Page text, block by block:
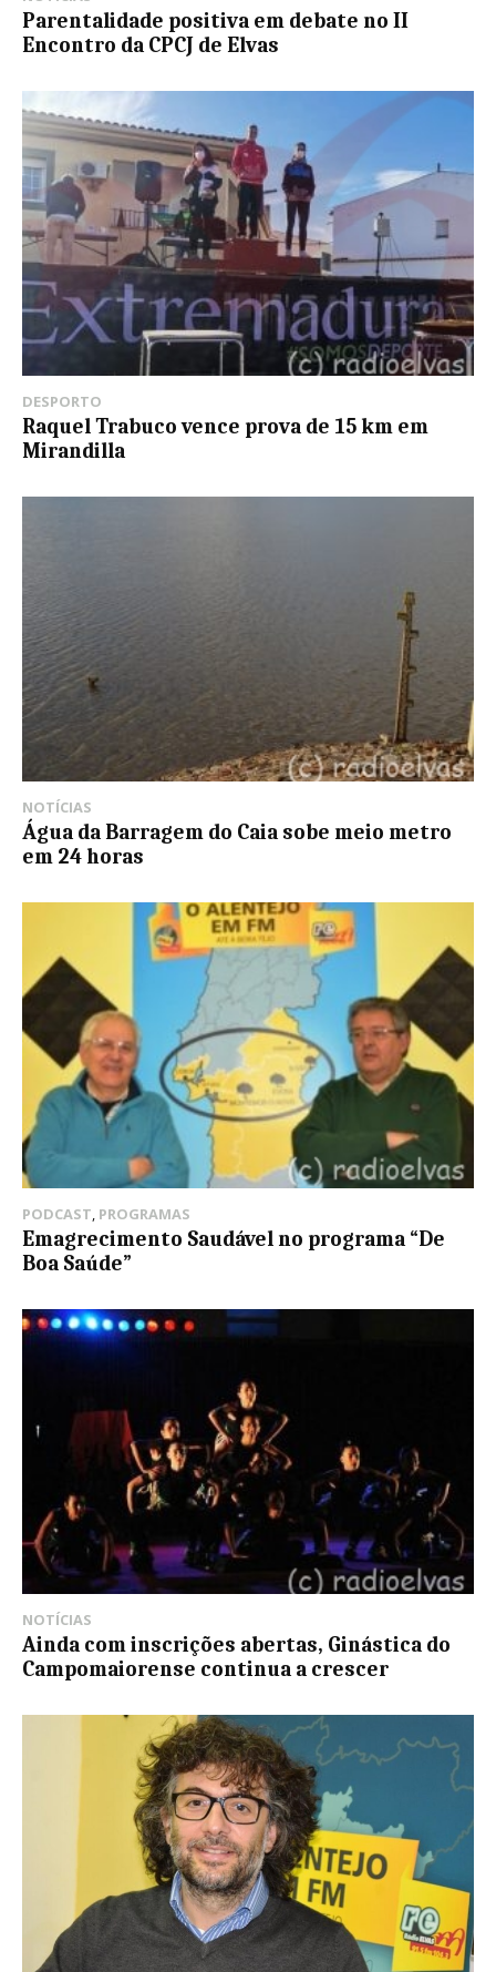
Parentalidade positiva em debate no II
Encontro da CPCJ de Elvas
DESPORTO
Raquel Trabuco vence prova de 15 km em
Mirandilla
NOTÍCIAS
Água da Barragem do Caia sobe meio metro
em 24 horas
PODCAST PROGRAMAS
Emagrecimento Saudável no programa “De
Boa Saúde”
NOTÍCIAS
Ainda com inscrições abertas, Ginástica do
Campomaiorense continua a crescer